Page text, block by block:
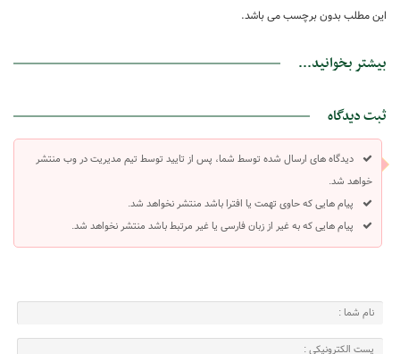
این مطلب بدون برچسب می باشد.
بیشتر بخوانید...
ثبت دیدگاه
دیدگاه های ارسال شده توسط شما، پس از تایید توسط تیم مدیریت در وب منتشر
خواهد شد.
پیام هایی که حاوی تهمت یا افترا باشد منتشر نخواهد شد.
پیام هایی که به غیر از زبان فارسی یا غیر مرتبط باشد منتشر نخواهد شد.